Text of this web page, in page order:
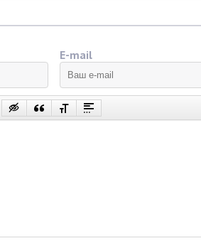
E-mail